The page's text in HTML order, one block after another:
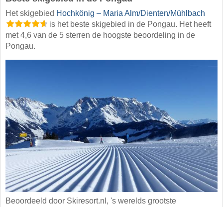
Het skigebied Hochkönig – Maria Alm/​Dienten/​Mühlbach
is het beste skigebied in de Pongau. Het heeft
met 4,6 van de 5 sterren de hoogste beoordeling in de
Pongau.
Beoordeeld door Skiresort.nl, 's werelds grootste